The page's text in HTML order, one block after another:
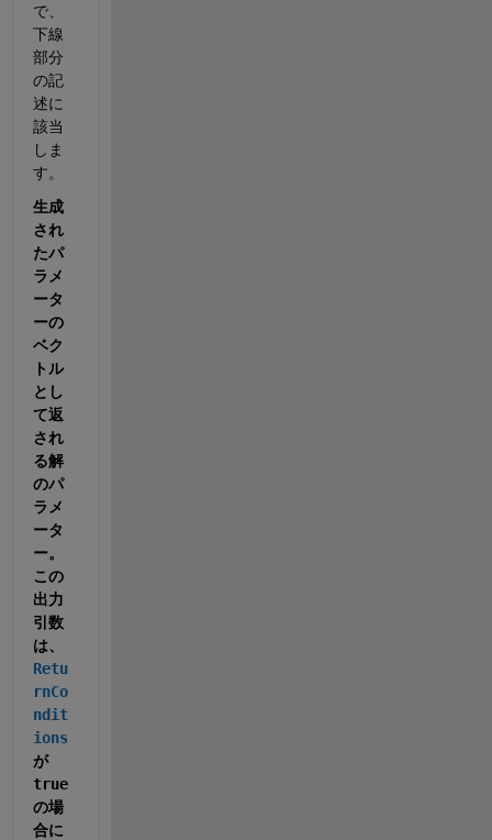
で、
下線
部分
の記
述に
該当
しま
す。
生成
され
たパ
ラメ
ータ
ーの
ベク
トル
とし
て返
され
る解
のパ
ラメ
ータ
ー。
この
出力
引数
は、
Retu
rnCo
ndit
ions
が
true
の場
合に